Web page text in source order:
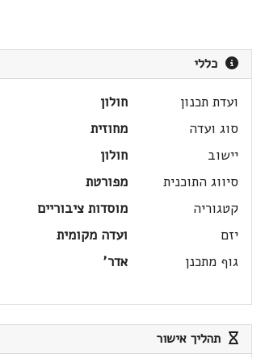
כללי
ועדת תכנון
חולון
סוג ועדה
מחוזית
יישוב
חולון
סיווג התוכנית
מפורטת
קטגוריה
מוסדות ציבוריים
יזם
ועדה מקומית
גוף מתכנן
אדר'
תהליך אישור